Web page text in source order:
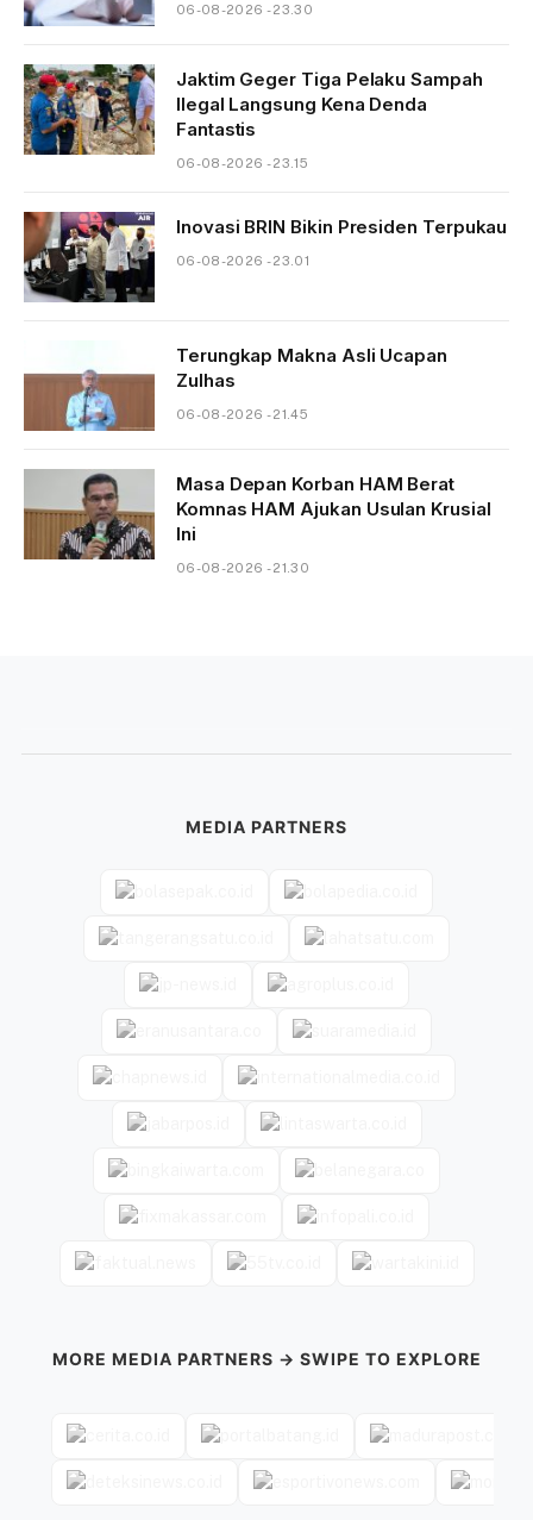
06-08-2026 - 23.30
Jaktim Geger Tiga Pelaku Sampah
Ilegal Langsung Kena Denda
Fantastis
06-08-2026 - 23.15
Inovasi BRIN Bikin Presiden Terpukau
06-08-2026 - 23.01
Terungkap Makna Asli Ucapan
Zulhas
06-08-2026 - 21.45
Masa Depan Korban HAM Berat
Komnas HAM Ajukan Usulan Krusial
Ini
06-08-2026 - 21.30
MEDIA PARTNERS
MORE MEDIA PARTNERS → SWIPE TO EXPLORE